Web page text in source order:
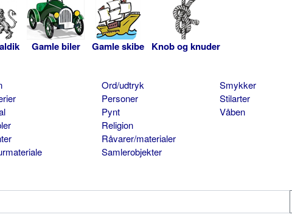
Gamle biler Gamle skibe Knob og knuder
Ord/udtryk
Personer
Pynt
Religion
Råvarer/materialer
Samlerobjekter
Smykker
Stilarter
Våben